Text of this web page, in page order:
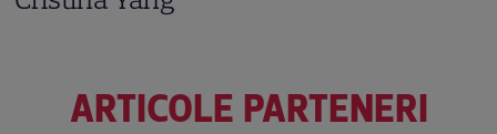
ARTICOLE PARTENERI